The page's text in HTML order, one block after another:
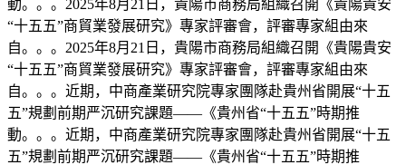
動。。。2025年8月21日，貴陽市商務局組織召開《貴陽貴安
“十五五”商貿業發展研究》專家評審會，評審專家組由來
自。。。2025年8月21日，貴陽市商務局組織召開《貴陽貴安
“十五五”商貿業發展研究》專家評審會，評審專家組由來
自。。。近期，中商產業研究院專家團隊赴貴州省開展“十五
五”規劃前期严沉研究課題——《貴州省“十五五”時期推
動。。。近期，中商產業研究院專家團隊赴貴州省開展“十五
五”規劃前期严沉研究課題——《貴州省“十五五”時期推